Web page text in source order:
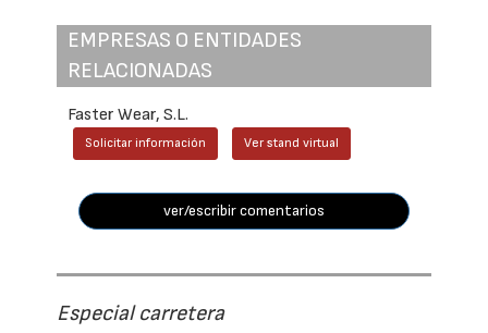
EMPRESAS O ENTIDADES
RELACIONADAS
Faster Wear, S.L.
Solicitar información Ver stand virtual
ver/escribir comentarios
Especial carretera